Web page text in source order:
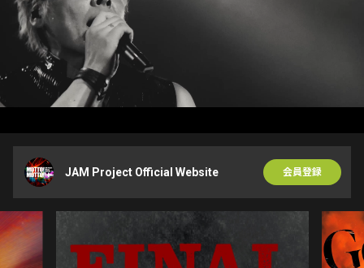
JAM Project Official Website 会員登録